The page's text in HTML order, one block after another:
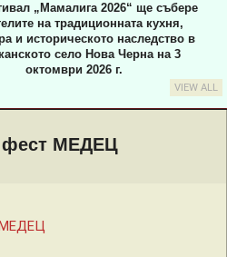
„Мамалига 2026“ ще събере
на традиционната кухня,
и историческото наследство в
село Нова Черна на 3
октомври 2026 г.
VIEW ALL
фест МЕДЕЦ